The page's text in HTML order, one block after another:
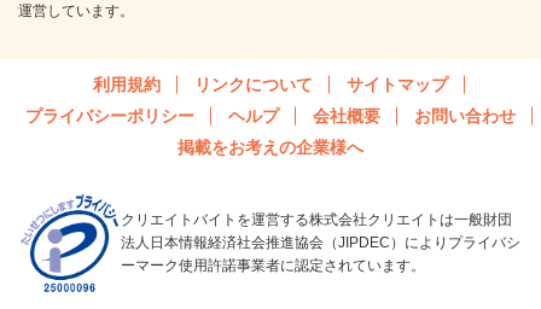
運営しています。
利用規約 リンクについて
サイトマップ
プライバシーポリシー
ヘルプ 会社概要
お問い合わせ
掲載をお考えの企業様へ
クリエイトバイトを運営する株式会社クリエイトは一般財団
法人日本情報経済社会推進協会（JIPDEC）によりプライバシ
ーマーク使用許諾事業者に認定されています。